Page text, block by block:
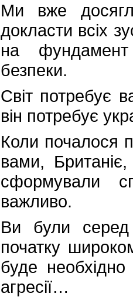
Ми вже
докласти всіх
на фундамент
безпеки.
Світ потребує
він потребує
Коли почалося
вами,
сформували
важливо.
Ви були серед
початку
буде
агресії…